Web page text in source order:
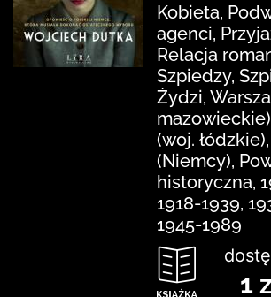
Kobieta,
agenci,
Relacja
Szpiedzy,
Żydzi,
(woj.
(Niemcy),
historyczna,
1918-1939,
1945-1989
1